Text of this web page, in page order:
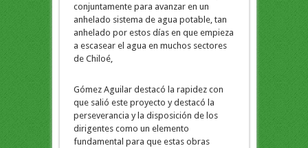
conjuntamente para avanzar en un
anhelado sistema de agua potable, tan
anhelado por estos días en que empieza
a escasear el agua en muchos sectores
de Chiloé,
Gómez Aguilar destacó la rapidez con
que salió este proyecto y destacó la
perseverancia y la disposición de los
dirigentes como un elemento
fundamental para que estas obras